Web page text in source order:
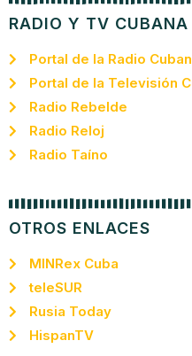
RADIO Y TV CUBANA
Portal de la Radio
Portal de la Televisión
Radio Rebelde
Radio Reloj
Radio Taíno
OTROS ENLACES
MINRex Cuba
teleSUR
Rusia Today
HispanTV